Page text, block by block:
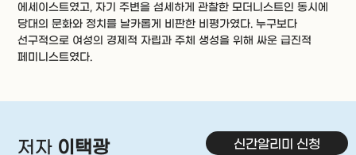
에세이스트였고, 자기 주변을 섬세하게 관찰한 모더니스트인 동시에
당대의 문화와 정치를 날카롭게 비판한 비평가였다. 누구보다
선구적으로 여성의 경제적 자립과 주체 생성을 위해 싸운 급진적
페미니스트였다.
저자 이택광 신간알리미 신청